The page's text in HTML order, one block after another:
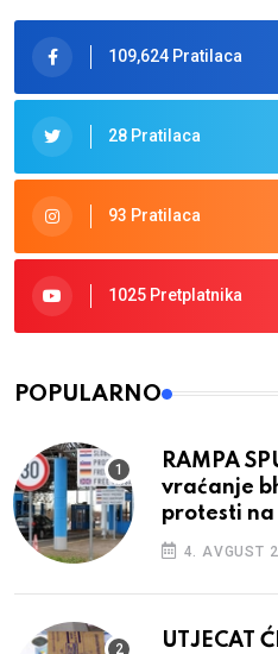
109,624 Pratilaca
28 Pratilaca
93 Pratilaca
1025 Pretplatnika
POPULARNO
RAMPA
vraćanje
protesti
4. AVGUST
UTJECAT